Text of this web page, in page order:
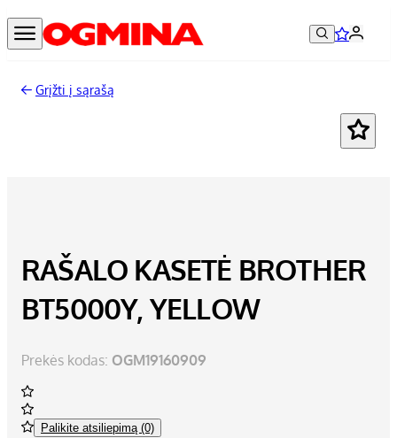
Grįžti į sąrašą
RAŠALO KASETĖ BROTHER
BT5000Y, YELLOW
Prekės kodas: OGM19160909
Palikite atsiliepimą (0)